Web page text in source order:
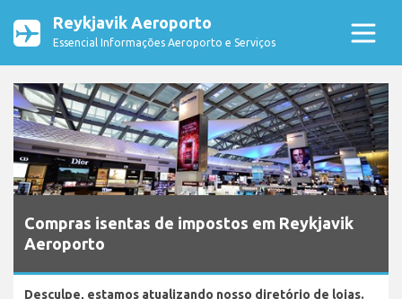
Reykjavik Aeroporto
Essencial Informações Aeroporto e Serviços
Compras isentas de impostos em Reykjavik
Aeroporto
Desculpe, estamos atualizando nosso diretório de lojas.